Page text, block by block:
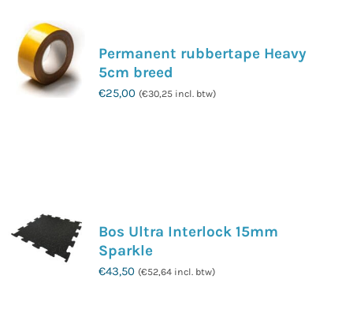
Permanent rubbertape Heavy
5cm breed
€25,00 (€30,25incl. btw)
Bos Ultra Interlock 15mm
Sparkle
€43,50 (€52,64incl. btw)